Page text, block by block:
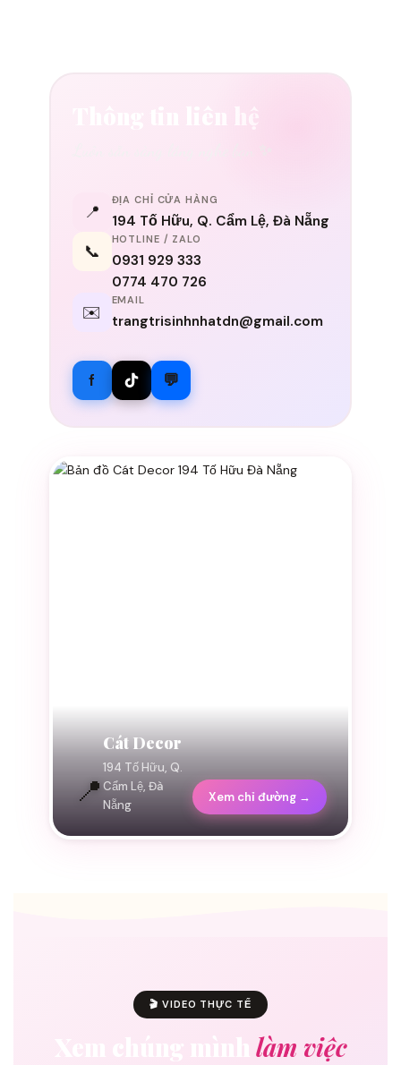
Thông tin liên hệ
📍
ĐỊA CHỈ CỬA HÀNG
194 Tố Hữu, Q. Cẩm Lệ, Đà Nẵng
📞
HOTLINE / ZALO
0931 929 333
0774 470 726
✉️
EMAIL
trangtrisinhnhatdn@gmail.com
f 💬
📍
Cát Decor
194 Tố Hữu, Q.
Cẩm Lệ, Đà
Nẵng
Xem chỉ đường →
🎬 VIDEO THỰC TẾ
Xem chúng mình làm việc